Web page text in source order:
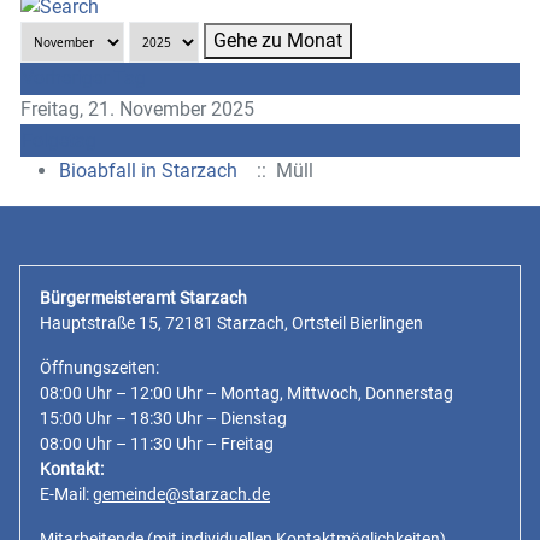
Gehe zu Monat
Freitag, 21. November 2025
Bioabfall in Starzach
:: Müll
Bürgermeisteramt Starzach
Hauptstraße 15, 72181 Starzach, Ortsteil Bierlingen
Öffnungszeiten:
08:00 Uhr – 12:00 Uhr – Montag, Mittwoch, Donnerstag
15:00 Uhr – 18:30 Uhr – Dienstag
08:00 Uhr – 11:30 Uhr – Freitag
Kontakt:
E-Mail:gemeinde@starzach.de